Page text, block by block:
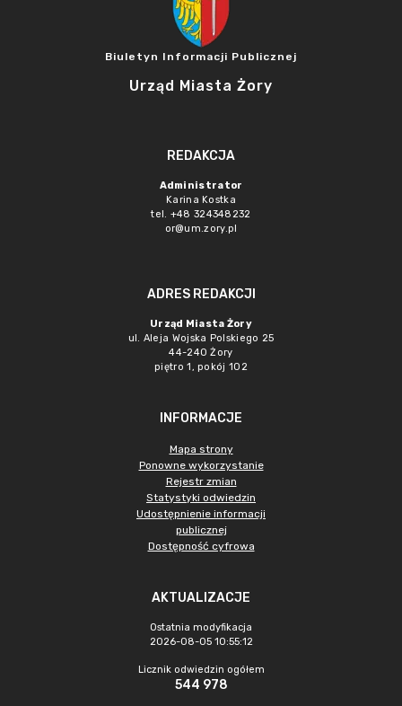
Biuletyn Informacji Publicznej
Urząd Miasta Żory
REDAKCJA
Administrator
Karina Kostka
tel. +48 324348232
or@um.zory.pl
ADRES REDAKCJI
Urząd Miasta Żory
ul. Aleja Wojska Polskiego 25
44-240 Żory
piętro 1, pokój 102
INFORMACJE
Mapa strony
Ponowne wykorzystanie
Rejestr zmian
Statystyki odwiedzin
Udostępnienie informacji
publicznej
Dostępność cyfrowa
AKTUALIZACJE
Ostatnia modyfikacja
2026-08-05 10:55:12
Licznik odwiedzin ogółem
544 978